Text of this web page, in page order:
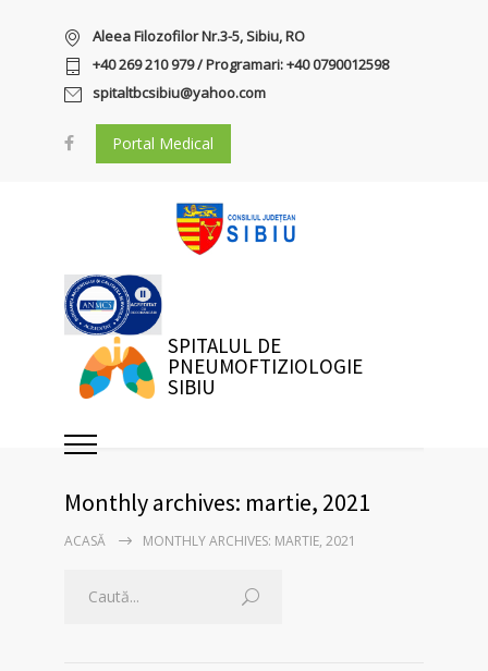
Aleea Filozofilor Nr.3-5, Sibiu, RO
+40 269 210 979 / Programari: +40 0790012598
spitaltbcsibiu@yahoo.com
Portal Medical
SPITALUL DE
PNEUMOFTIZIOLOGIE
SIBIU
Monthly archives: martie, 2021
ACASĂ MONTHLY ARCHIVES: MARTIE, 2021